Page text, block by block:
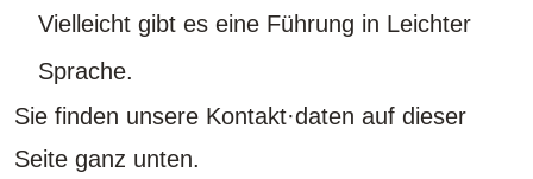
Vielleicht gibt es eine Führung in Leichter
Sprache.
Sie finden unsere Kontakt·daten auf dieser
Seite ganz unten.